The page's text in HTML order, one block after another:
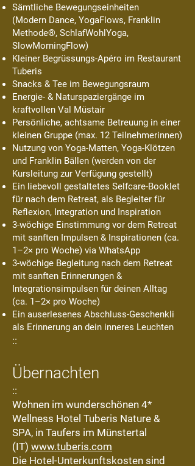
Sämtliche Bewegungseinheiten
(Modern Dance, YogaFlows, Franklin
Methode®, SchlafWohlYoga,
SlowMorningFlow)
Kleiner Begrüssungs-Apéro im Restaurant
Tuberis
Snacks & Tee im Bewegungsraum
Energie- & Naturspaziergänge im
kraftvollen Val Müstair
Persönliche, achtsame Betreuung in einer
kleinen Gruppe (max. 12 Teilnehmerinnen)
Nutzung von Yoga-Matten, Yoga-Klötzen
und Franklin Bällen (werden von der
Kursleitung zur Verfügung gestellt)
Ein liebevoll gestaltetes Selfcare-Booklet
für nach dem Retreat, als Begleiter für
Reflexion, Integration und Inspiration
3-wöchige Einstimmung vor dem Retreat
mit sanften Impulsen & Inspirationen (ca.
1–2× pro Woche) via WhatsApp
3-wöchige Begleitung nach dem Retreat
mit sanften Erinnerungen &
Integrationsimpulsen für deinen Alltag
(ca. 1–2× pro Woche)
Ein auserlesenes Abschluss-Geschenkli
als Erinnerung an dein inneres Leuchten
::
Übernachten
::
​Wohnen im wunderschönen 4*
Wellness Hotel Tuberis Nature &
SPA, in Taufers im Münstertal
(IT) www.tuberis.com
Die Hotel-Unterkunftskosten sind